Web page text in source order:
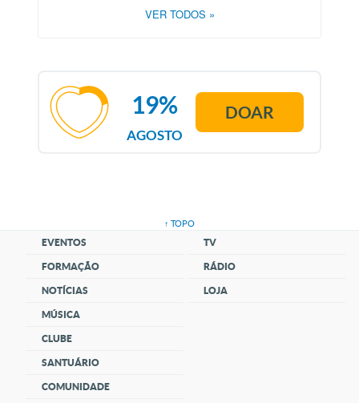
VER TODOS »
AGOSTO
19% DOAR
↑ TOPO
EVENTOS
FORMAÇÃO
NOTÍCIAS
MÚSICA
CLUBE
SANTUÁRIO
COMUNIDADE
TV
RÁDIO
LOJA